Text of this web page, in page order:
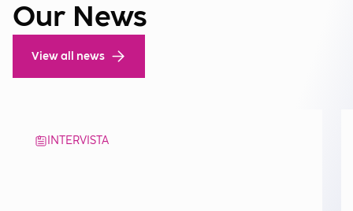
Our News
View all news
INTERVISTA